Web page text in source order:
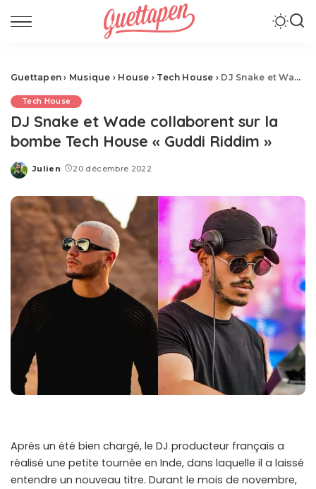
Guettapen › Musique › House › Tech House › DJ Snake et Wade collaborent sur la bombe Tech House « Guddi Riddim »
Tech House
DJ Snake et Wade collaborent sur la
bombe Tech House « Guddi Riddim »
Posted
Julien 20 décembre 2022
Après un été bien chargé, le DJ producteur français a
réalisé une petite tournée en Inde, dans laquelle il a laissé
entendre un nouveau titre. Durant le mois de novembre,